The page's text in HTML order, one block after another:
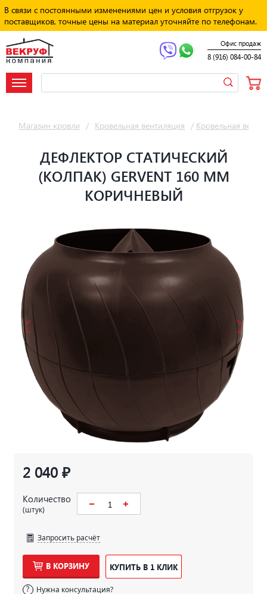
В связи с постоянными изменениями цен и условия отгрузок у
поставщиков, точные цены на материал уточняйте по телефонам.
Офис продаж
8 (916) 084-00-84
Магазин кровли / Кровельная вентиляция / Кровельная
ДЕФЛЕКТОР СТАТИЧЕСКИЙ
(КОЛПАК) GERVENT 160 ММ
КОРИЧНЕВЫЙ
2 040 ₽
Количество
(штук)
Запросить расчёт
В КОРЗИНУ КУПИТЬ В 1 КЛИК
Нужна консультация?